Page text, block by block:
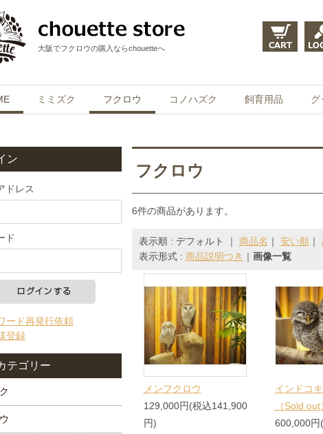
大阪でフクロウの購入ならchouetteへ
ミミズク フクロウ コノハズク 飼育用品 グ
フクロウ
6件の商品があります。
表示順 : デフォルト ｜ 商品名 ｜ 安い順｜
表示形式 : 商品説明つき ｜ 画像一覧
メンフクロウ
129,000円(税込141,900
円)
インドコ
（Sold out
600,000円
ン
ドレス
ド
ード再発行依頼
登録
テゴリー